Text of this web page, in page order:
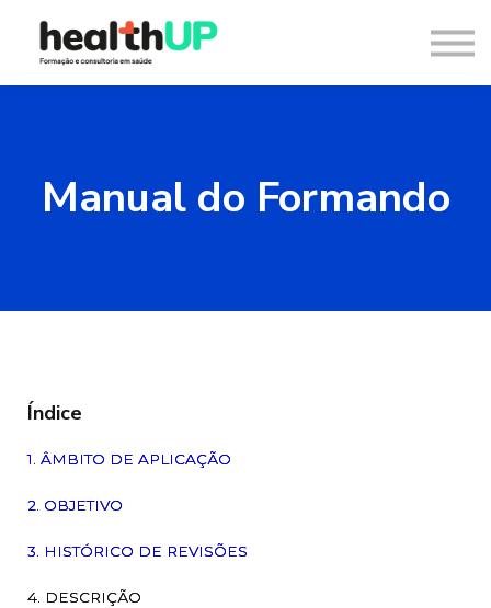
Blog
Registar
Manual do Formando
Índice
1. ÂMBITO DE APLICAÇÃO
2. OBJETIVO
3. HISTÓRICO DE REVISÕES
4. DESCRIÇÃO